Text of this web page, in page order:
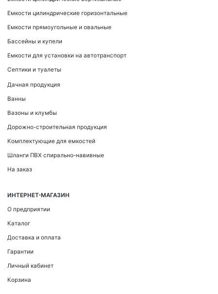
Емкости цилиндрические горизонтальные
Емкости прямоугольные и овальные
Бассейны и купели
Емкости для установки на автотранспорт
Септики и туалеты
Дачная продукция
Ванны
Вазоны и клумбы
Дорожно-строительная продукция
Комплектующие для емкостей
Шланги ПВХ спирально-навивные
На заказ
ИНТЕРНЕТ-МАГАЗИН
О предприятии
Каталог
Доставка и оплата
Гарантии
Личный кабинет
Корзина